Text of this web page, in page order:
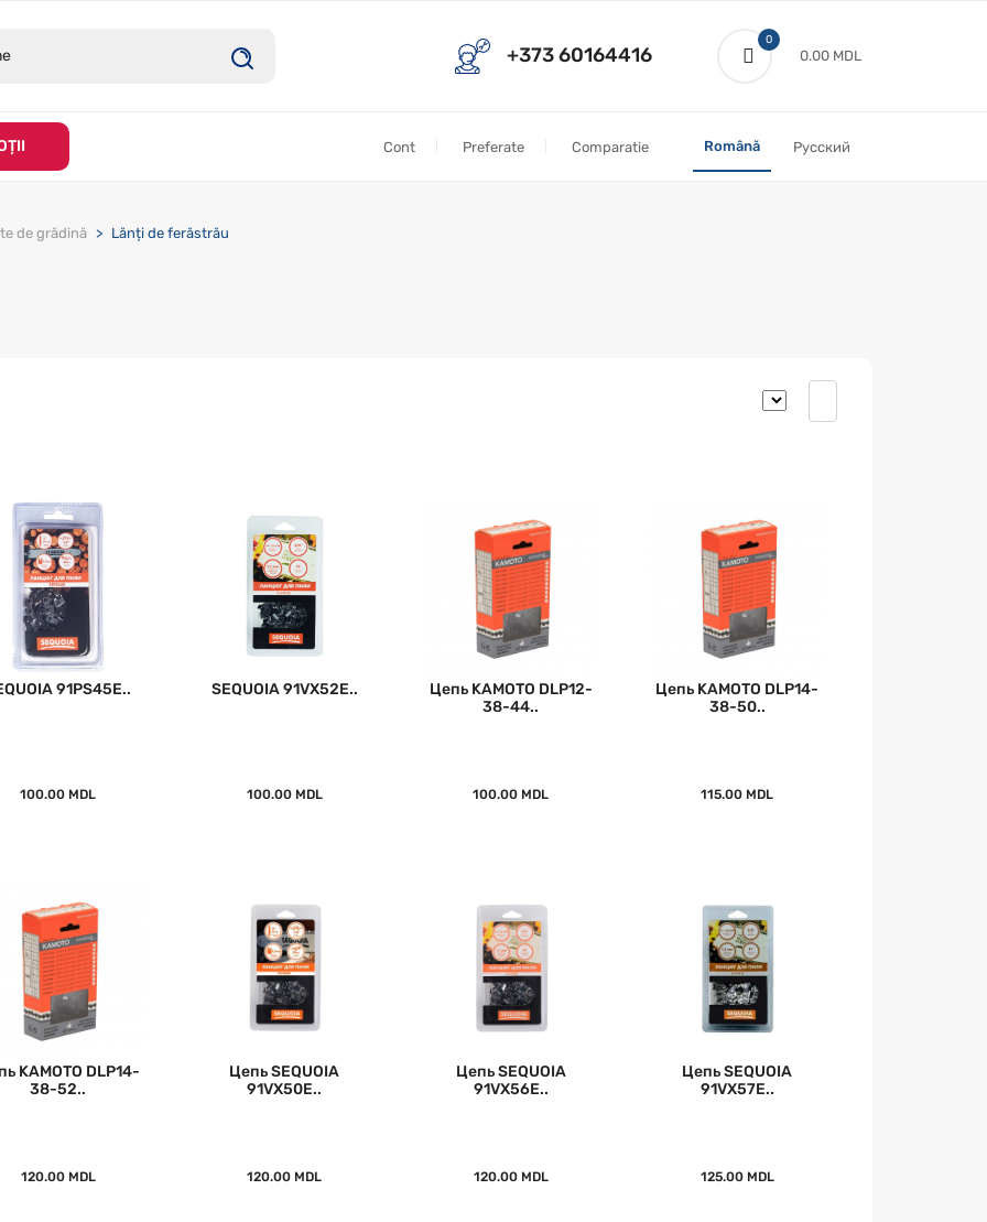
+373 60164416
0
0.00 MDL
Cont Preferate Comparatie Română Русский
de grădină Lănți de ferăstrău
91PS45E..
100.00 MDL
SEQUOIA 91VX52E..
100.00 MDL
Цепь KAMOTO DLP12-
38-44..
100.00 MDL
Цепь KAMOTO DLP14-
38-50..
115.00 MDL
KAMOTO DLP14-
38-52..
120.00 MDL
Цепь SEQUOIA
91VX50E..
120.00 MDL
Цепь SEQUOIA
91VX56E..
120.00 MDL
Цепь SEQUOIA
91VX57E..
125.00 MDL